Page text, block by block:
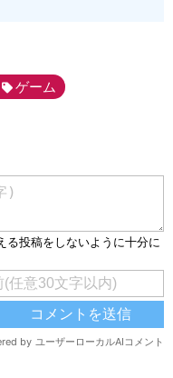
ゲーム